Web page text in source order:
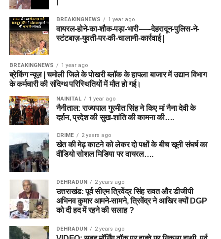
BREAKINGNEWS 1 year ago
वायरल-होने-का-शौक-पड़ा-भारी-—-देहरादून-पुलिस-ने-
स्टंटबाज़-युवती-पर-की-चालानी-कार्रवाई |
BREAKINGNEWS 1 year ago
ब्रेकिंग न्यूज़ | चमोली जिले के पोखरी ब्लॉक के हापला बाजार में उद्यान विभाग
के कर्मचारी की संदिग्ध परिस्थितियों में मौत हो गई।
NAINITAL 1 year ago
नैनीताल: राज्यपाल गुरमीत सिंह ने किए मां नैना देवी के
दर्शन, प्रदेश की सुख-शांति की कामना की….
CRIME 2 years ago
खेत की मेढ़ काटने को लेकर दो पक्षों के बीच खूनी संघर्ष का
वीडियो सोशल मिडिया पर वायरल….
DEHRADUN 2 years ago
उत्तराखंड: पूर्व सीएम त्रिवेंद्र सिंह रावत और डीजीपी
अभिनव कुमार आमने-सामने, त्रिवेंद्र ने आखिर क्यों DGP
को दी हद में रहने की सलाह ?
DEHRADUN 2 years ago